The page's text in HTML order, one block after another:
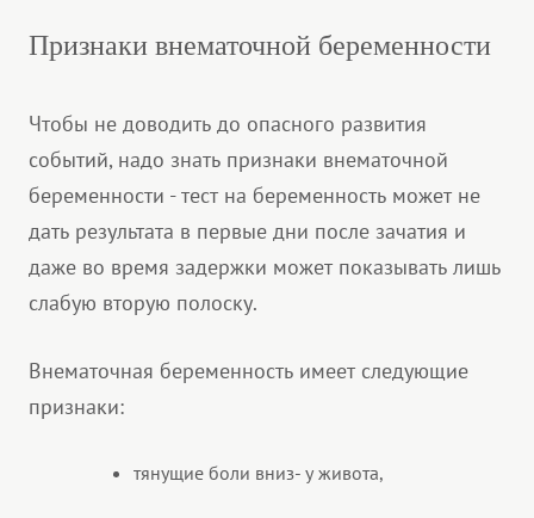
Признаки внематочной беременности
Чтобы не доводить до опасного развития
событий, надо знать признаки внематочной
беременности - тест на беременность может не
дать результата в первые дни после зачатия и
даже во время задержки может показывать лишь
слабую вторую полоску.
Внематочная беременность имеет следующие
признаки:
тянущие боли вниз- у живота,